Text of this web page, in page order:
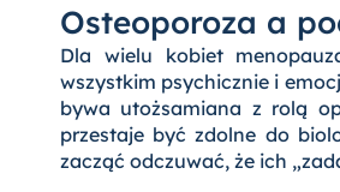
Osteoporoza a
Dla wielu kobiet
wszystkim psychicznie i
bywa utożsamiana z rolą
przestaje być zdolne do
zacząć odczuwać, że ich